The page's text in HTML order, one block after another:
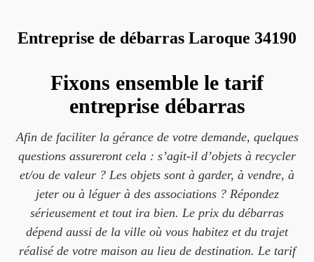
Entreprise de débarras Laroque 34190
Fixons ensemble le tarif
entreprise débarras
Afin de faciliter la gérance de votre demande, quelques
questions assureront cela : s’agit-il d’objets à recycler
et/ou de valeur ? Les objets sont à garder, à vendre, à
jeter ou à léguer à des associations ? Répondez
sérieusement et tout ira bien. Le prix du débarras
dépend aussi de la ville où vous habitez et du trajet
réalisé de votre maison au lieu de destination. Le tarif